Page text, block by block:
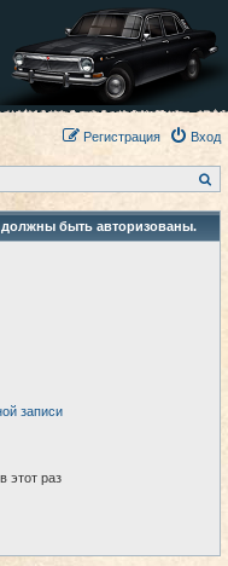
Вход
Регистрация
о
с
быть авторизованы.
записи
этот раз